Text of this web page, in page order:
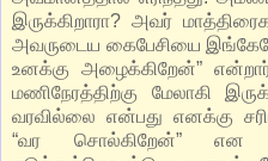
இருக்கிறாரா? அவர்
அவருடைய கைபேசியை
உனக்கு அழைக்கிறேன்”
மணிநேரத்திற்கு மேலாகி
வரவில்லை என்பது எனக்கு
“வர சொல்கிறேன்” என